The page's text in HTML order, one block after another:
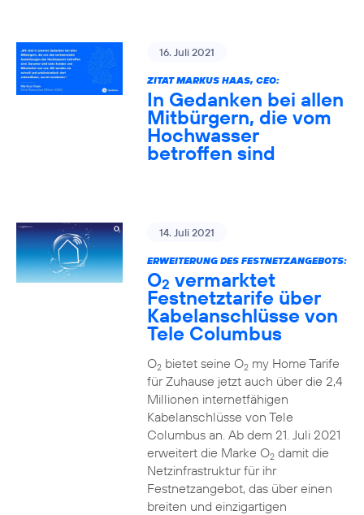
16. Juli 2021
ZITAT MARKUS HAAS, CEO:
In Gedanken bei allen
Mitbürgern, die vom
Hochwasser
betroffen sind
14. Juli 2021
ERWEITERUNG DES FESTNETZANGEBOTS:
O2 vermarktet
Festnetztarife über
Kabelanschlüsse von
Tele Columbus
O2bietet seine O2my Home Tarife
für Zuhause jetzt auch über die 2,4
Millionen internetfähigen
Kabelanschlüsse von Tele
Columbus an. Ab dem 21. Juli 2021
erweitert die Marke O2damit die
Netzinfrastruktur für ihr
Festnetzangebot, das über einen
breiten und einzigartigen